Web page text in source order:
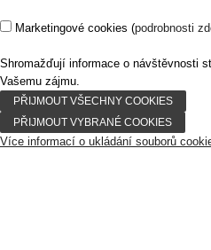
Marketingové cookies (podrobnosti
Shromažďují informace o návštěvnosti
Vašemu zájmu.
Více informací o ukládání souborů